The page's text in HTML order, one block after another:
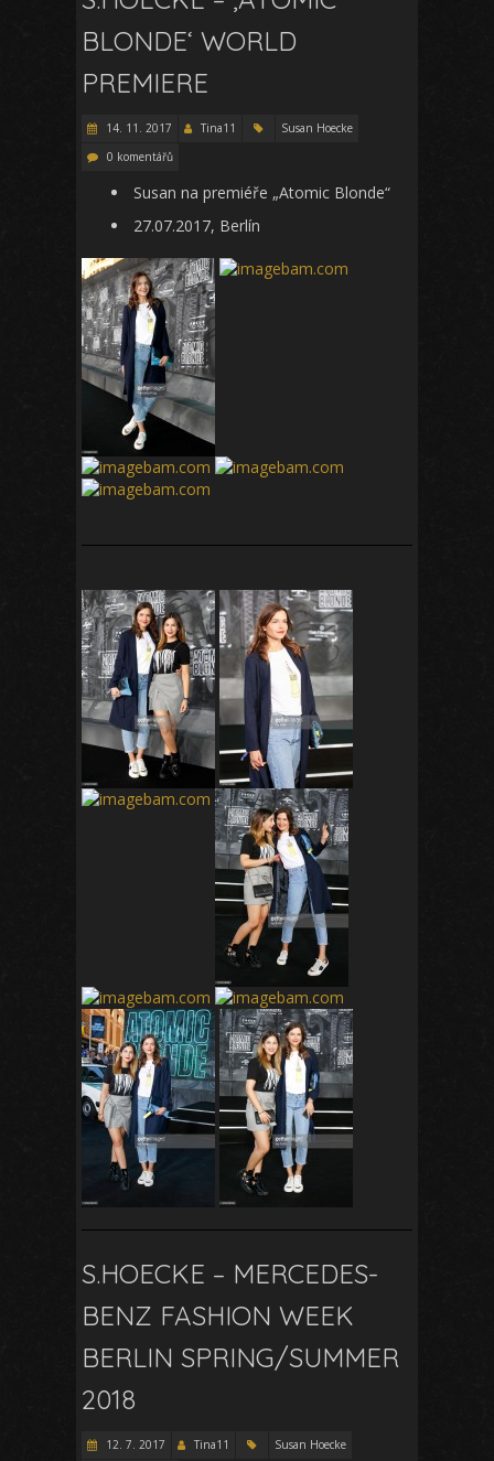
BLONDE‘ WORLD
PREMIERE
14. 11. 2017 Tina11
Susan Hoecke
0 komentářů
Susan na premiéře „Atomic Blonde“
27.07.2017, Berlín
S.HOECKE – MERCEDES-
BENZ FASHION WEEK
BERLIN SPRING/SUMMER
2018
12. 7. 2017 Tina11
Susan Hoecke